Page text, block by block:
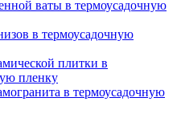
ваты в термоусадочную
в термоусадочную
плитки в
пленку
в термоусадочную